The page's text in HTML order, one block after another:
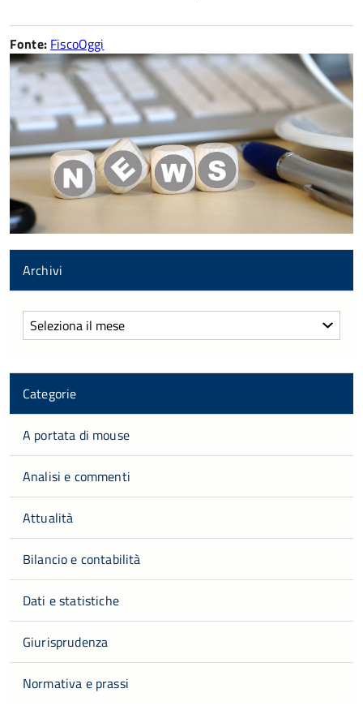
Fonte: FiscoOggi
Archivi
Archivi
Categorie
A portata di mouse
Analisi e commenti
Attualità
Bilancio e contabilità
Dati e statistiche
Giurisprudenza
Normativa e prassi